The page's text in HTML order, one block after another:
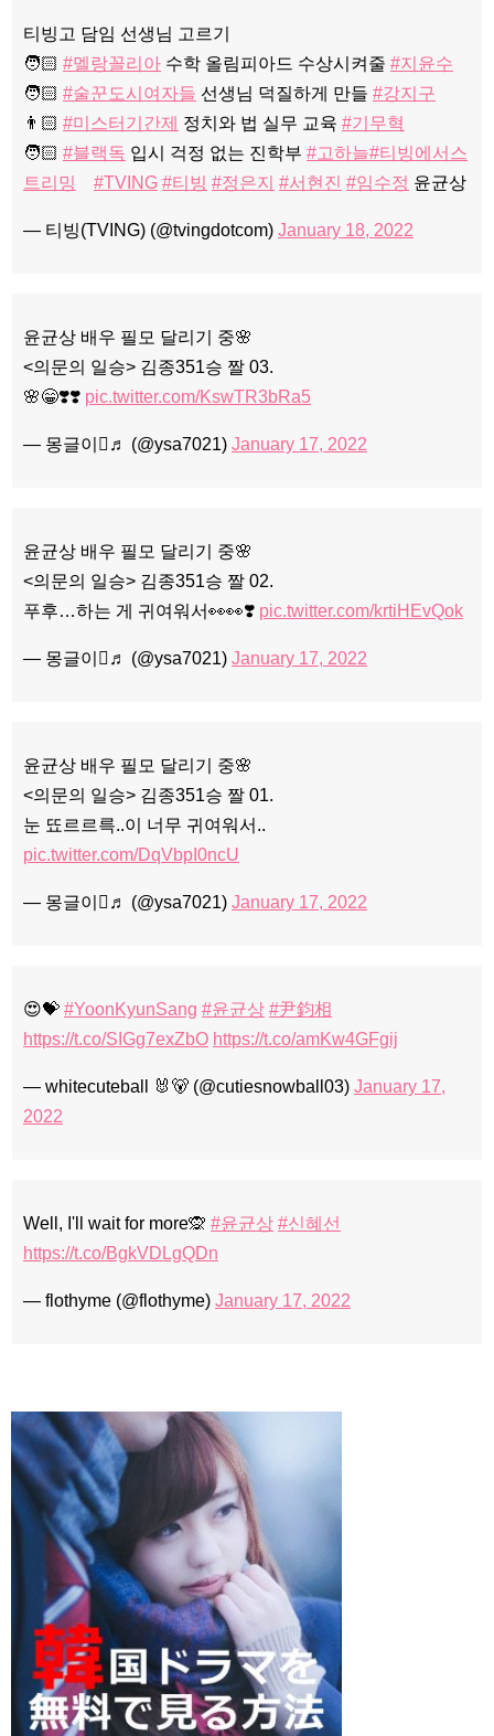
티빙고 담임 선생님 고르기
🧑🏻 #멜랑꼴리아 수학 올림피아드 수상시켜줄 #지윤수
🧑🏻 #술꾼도시여자들 선생님 덕질하게 만들 #강지구
👨🏻 #미스터기간제 정치와 법 실무 교육 #기무혁
🧑🏻 #블랙독 입시 걱정 없는 진학부 #고하늘#티빙에서스
트리밍
#TVING #티빙 #정은지 #서현진 #임수정 윤균상
— 티빙(TVING) (@tvingdotcom) January 18, 2022
윤균상 배우 필모 달리기 중🌸
<의문의 일승> 김종351승 짤 03.
🌸😁❣️❣️ pic.twitter.com/KswTR3bRa5
— 몽글이♬ (@ysa7021) January 17, 2022
윤균상 배우 필모 달리기 중🌸
<의문의 일승> 김종351승 짤 02.
푸후…하는 게 귀여워서👀👀❣️ pic.twitter.com/krtiHEvQok
— 몽글이♬ (@ysa7021) January 17, 2022
윤균상 배우 필모 달리기 중🌸
<의문의 일승> 김종351승 짤 01.
눈 뚀르르륵..이 너무 귀여워서..
pic.twitter.com/DqVbpI0ncU
— 몽글이♬ (@ysa7021) January 17, 2022
😍💝 #YoonKyunSang #윤균상 #尹鈞相
https://t.co/SIGg7exZbO https://t.co/amKw4GFgij
— whitecuteball 🐰🐻 (@cutiesnowball03) January 17,
2022
Well, I'll wait for more🙊 #윤균상 #신혜선
https://t.co/BgkVDLgQDn
— flothyme (@flothyme) January 17, 2022